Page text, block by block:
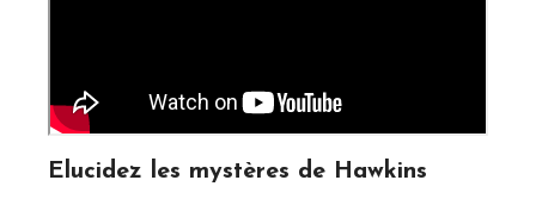
Elucidez les mystères de Hawkins